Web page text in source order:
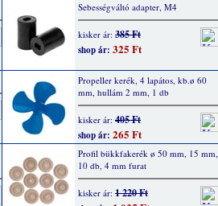
Sebességváltó adapter, M4
kisker ár: 385 Ft
shop ár: 325 Ft
Propeller kerék, 4 lapátos, kb.ø 60
mm, hullám 2 mm, 1 db
kisker ár: 405 Ft
shop ár: 265 Ft
Profil bükkfakerék ø 50 mm, 15 mm,
10 db, 4 mm furat
kisker ár: 1 220 Ft